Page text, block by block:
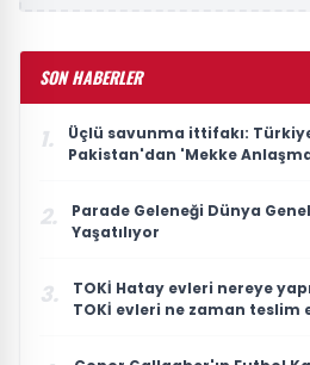
SON HABERLER
1.
Üçlü savunma ittifakı:
Pakistan'dan 'Mekke
2.
Parade Geleneği Dünya
Yaşatılıyor
3.
TOKİ Hatay evleri nereye
TOKİ evleri ne zaman teslim